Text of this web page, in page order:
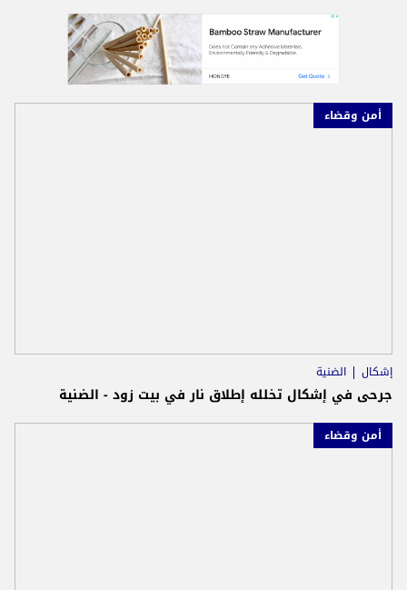
أمن وقضاء
إشكال الضنية
جرحى في إشكال تخلله إطلاق نار في بيت زود - الضنية
أمن وقضاء